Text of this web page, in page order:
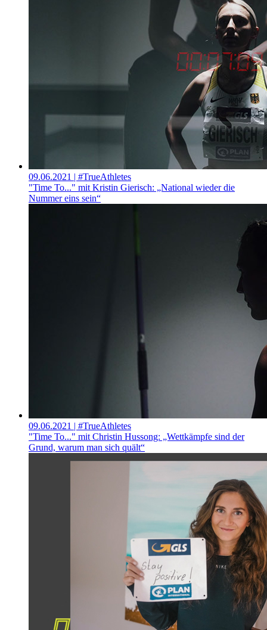
09.06.2021 | #TrueAthletes
"Time To..." mit Kristin Gierisch: „National wieder die
Nummer eins sein“
09.06.2021 | #TrueAthletes
"Time To..." mit Christin Hussong: „Wettkämpfe sind der
Grund, warum man sich quält“